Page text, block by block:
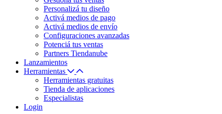
Personalizá tu diseño
Activá medios de pago
Activá medios de envío
Configuraciones avanzadas
Potenciá tus ventas
Partners Tiendanube
Lanzamientos
Herramientas
Herramientas gratuitas
Tienda de aplicaciones
Especialistas
Login